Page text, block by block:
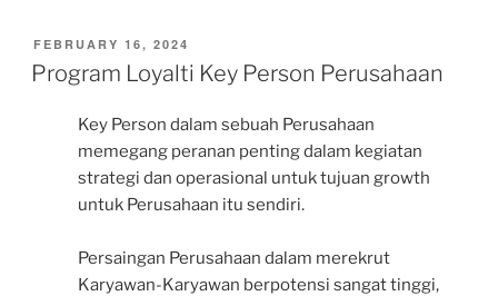
POSTED
ON
FEBRUARY 16, 2024
Program Loyalti Key Person Perusahaan
Key Person dalam sebuah Perusahaan
memegang peranan penting dalam kegiatan
strategi dan operasional untuk tujuan growth
untuk Perusahaan itu sendiri.
Persaingan Perusahaan dalam merekrut
Karyawan-Karyawan berpotensi sangat tinggi,